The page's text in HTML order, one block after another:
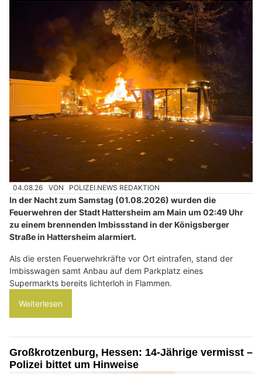
04.08.26 VON POLIZEI.NEWS REDAKTION
In der Nacht zum Samstag (01.08.2026) wurden die
Feuerwehren der Stadt Hattersheim am Main um 02:49 Uhr
zu einem brennenden Imbissstand in der Königsberger
Straße in Hattersheim alarmiert.
Als die ersten Feuerwehrkräfte vor Ort eintrafen, stand der
Imbisswagen samt Anbau auf dem Parkplatz eines
Supermarkts bereits lichterloh in Flammen.
Weiterlesen
Großkrotzenburg, Hessen: 14-Jährige vermisst –
Polizei bittet um Hinweise